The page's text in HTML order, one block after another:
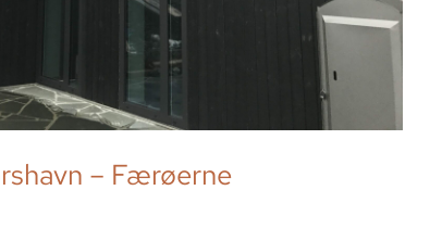
– Færøerne